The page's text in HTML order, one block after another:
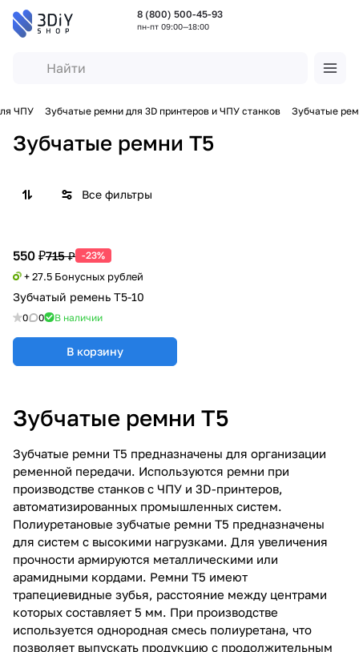
8 (800) 500-45-93
пн-пт 09:00—18:00
ЧПУ Зубчатые ремни для 3D принтеров и ЧПУ станков Зубчатые
Зубчатые ремни T5
Все фильтры
550 ₽715 ₽ -23%
+ 27.5 Бонусных рублей
Зубчатый ремень T5-10
0 0 В наличии
В корзину
Зубчатые ремни Т5
Зубчатые ремни Т5 предназначены для организации
ременной передачи. Используются ремни при
производстве станков с ЧПУ и 3D-принтеров,
автоматизированных промышленных систем.
Полиуретановые зубчатые ремни Т5 предназначены
для систем с высокими нагрузками. Для увеличения
прочности армируются металлическими или
арамидными кордами. Ремни Т5 имеют
трапециевидные зубья, расстояние между центрами
которых составляет 5 мм. При производстве
используется однородная смесь полиуретана, что
позволяет выпускать продукцию с продолжительным